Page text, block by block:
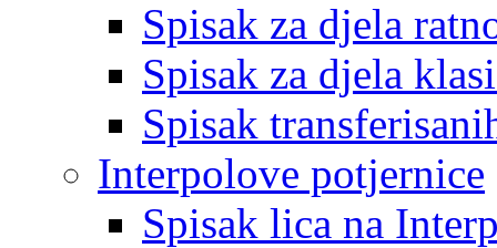
Spisak za djela
Spisak za djela
Spisak
Interpolove potjernice
Spisak lica na